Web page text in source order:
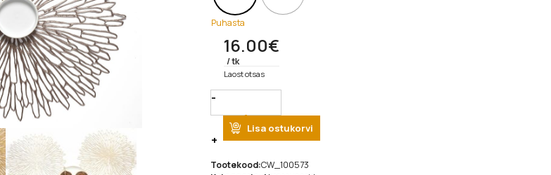
Puhasta
16.00€
tk
Laost otsas
Quantity
Lisa ostukorvi
Tootekood:CW_100573